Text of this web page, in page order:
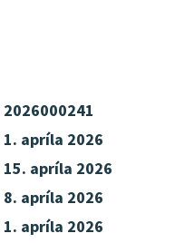
2026000241
1. apríla 2026
15. apríla 2026
8. apríla 2026
1. apríla 2026